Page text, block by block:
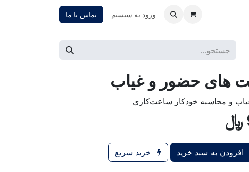
ورود به سیستم تماس با ما
های حضور و غیاب
و محاسبه خودکار ساعت‌کاری
﷼
افزودن به سبد خرید خرید سریع